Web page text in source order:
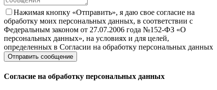
Нажимая кнопку «Отправить», я даю свое согласие на
обработку моих персональных данных, в соответствии с
Федеральным законом от 27.07.2006 года №152-ФЗ «О
персональных данных», на условиях и для целей,
определенных в Согласии на обработку персональных данных
Согласие на обработку персональных данных